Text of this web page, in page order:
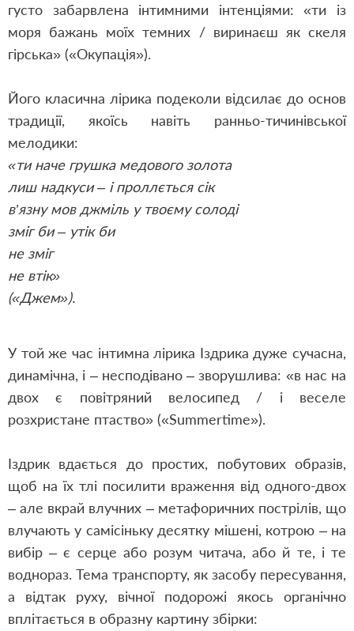
густо забарвлена інтимними інтенціями: «ти із
моря бажань моїх темних / виринаєш як скеля
гірська» («Окупація»).
Його класична лірика подеколи відсилає до основ
традиції, якоїсь навіть ранньо-тичинівської
мелодики:
«ти наче грушка медового золота
лиш надкуси – і проллється сік
в’язну мов джміль у твоєму солоді
зміг би – утік би
не зміг
не втік»
(«Джем»).
У той же час інтимна лірика Іздрика дуже сучасна,
динамічна, і – несподівано – зворушлива: «в нас на
двох є повітряний велосипед / і веселе
розхристане птаство» («Summertime»).
Іздрик вдається до простих, побутових образів,
щоб на їх тлі посилити враження від одного-двох
– але вкрай влучних – метафоричних пострілів, що
влучають у самісіньку десятку мішені, котрою – на
вибір – є серце або розум читача, або й те, і те
воднораз. Тема транспорту, як засобу пересування,
а відтак руху, вічної подорожі якось органічно
вплітається в образну картину збірки: